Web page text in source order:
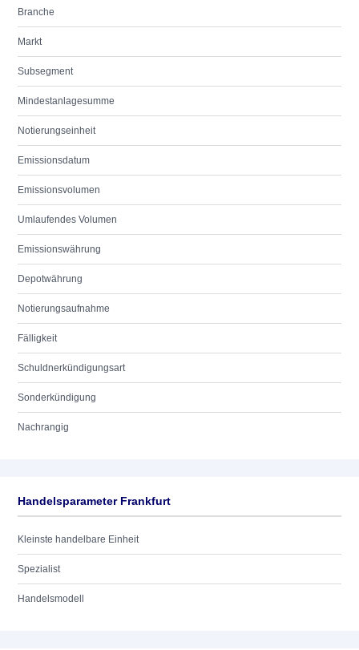
Branche
Markt
Subsegment
Mindestanlagesumme
Notierungseinheit
Emissionsdatum
Emissionsvolumen
Umlaufendes Volumen
Emissionswährung
Depotwährung
Notierungsaufnahme
Fälligkeit
Schuldnerkündigungsart
Sonderkündigung
Nachrangig
Handelsparameter Frankfurt
Kleinste handelbare Einheit
Spezialist
Handelsmodell